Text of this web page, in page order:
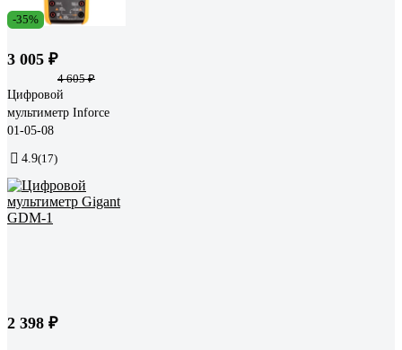
-35%
3 005 ₽
4 605 ₽
Цифровой
мультиметр Inforce
01-05-08
4.9(17)
2 398 ₽